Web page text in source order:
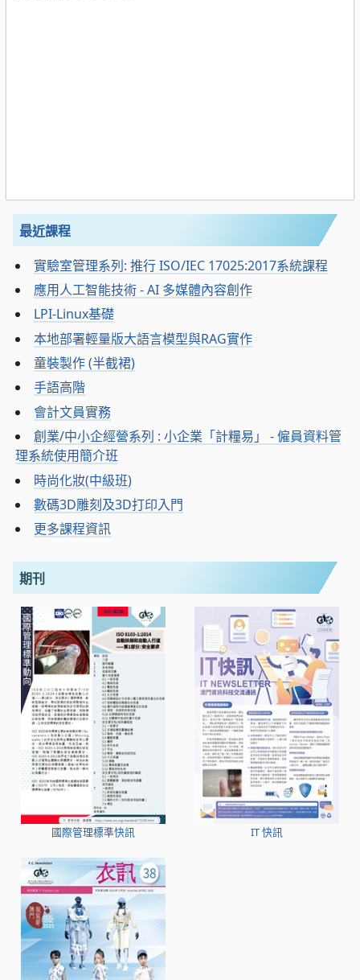
最近課程
實驗室管理系列: 推行 ISO/IEC 17025:2017系統課程
應用人工智能技術 - AI 多媒體內容創作
LPI-Linux基礎
本地部署輕量版大語言模型與RAG實作
童裝製作 (半截裙)
手語高階
會計文員實務
創業/中小企經營系列 : 小企業「計糧易」 - 僱員資料管
理系統使用簡介班
時尚化妝(中級班)
數碼3D雕刻及3D打印入門
更多課程資訊
期刊
國際管理標準快訊 IT 快訊